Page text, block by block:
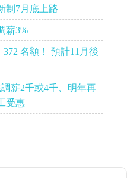
制7月底上路
薪3%
名額！ 預計11月後
薪2千或4千、明年再
受惠